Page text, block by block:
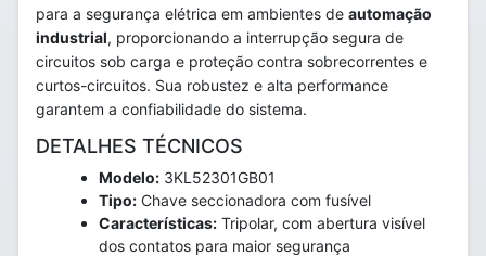
para a segurança elétrica em ambientes de automação
industrial, proporcionando a interrupção segura de
circuitos sob carga e proteção contra sobrecorrentes e
curtos-circuitos. Sua robustez e alta performance
garantem a confiabilidade do sistema.
DETALHES TÉCNICOS
Modelo: 3KL52301GB01
Tipo: Chave seccionadora com fusível
Características: Tripolar, com abertura visível
dos contatos para maior segurança